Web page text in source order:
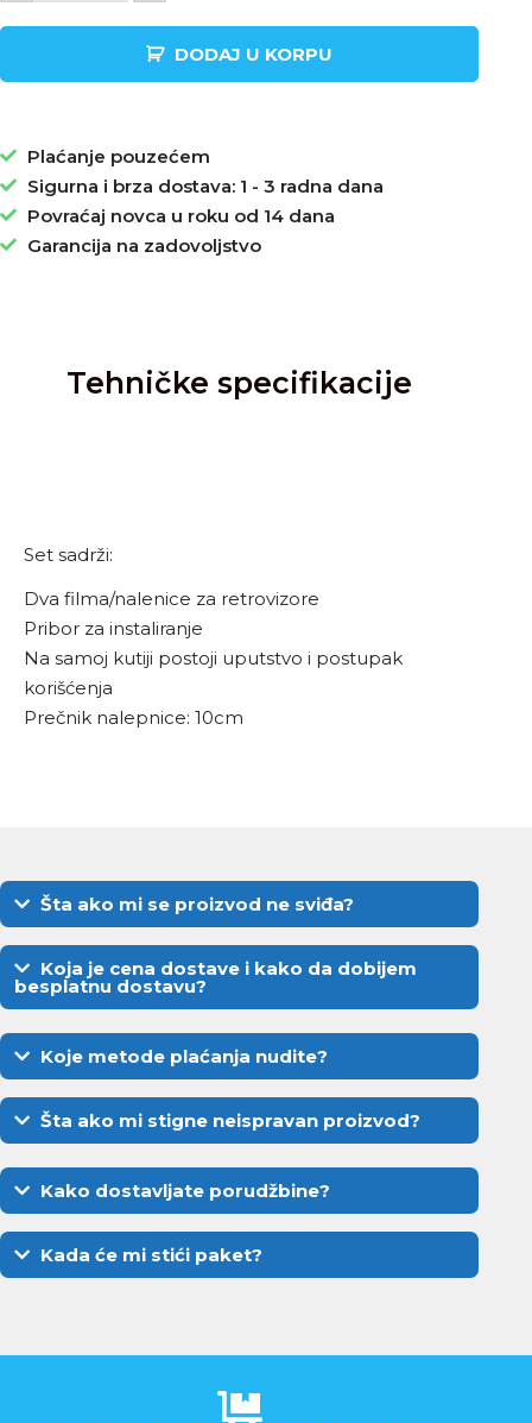
DODAJ U KORPU
Plaćanje pouzećem
Sigurna i brza dostava: 1 - 3 radna dana
Povraćaj novca u roku od 14 dana
Garancija na zadovoljstvo
Tehničke specifikacije
Set sadrži:
Dva filma/nalenice za retrovizore
Pribor za instaliranje
Na samoj kutiji postoji uputstvo i postupak
korišćenja
Prečnik nalepnice: 10cm
Šta ako mi se proizvod ne sviđa?
Koja je cena dostave i kako da dobijem
besplatnu dostavu?
Koje metode plaćanja nudite?
Šta ako mi stigne neispravan proizvod?
Kako dostavljate porudžbine?
Kada će mi stići paket?